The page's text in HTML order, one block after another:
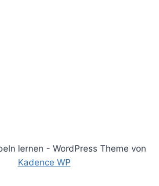
lernen - WordPress Theme von
Kadence WP